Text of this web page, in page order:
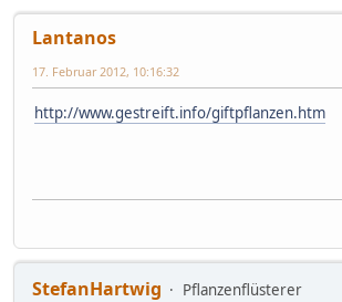
Lantanos
17. Februar 2012, 10:16:32
http://www.gestreift.info/giftpflanzen.htm
StefanHartwig
Pflanzenflüsterer